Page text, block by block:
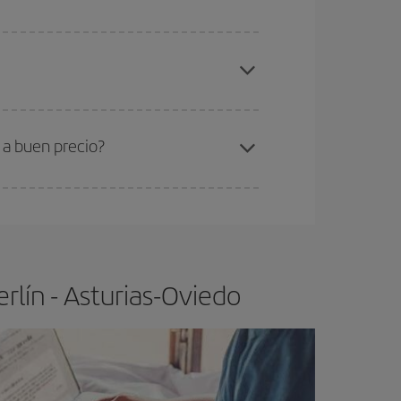
Asturias-Oviedo-dest
buen precio?
- Asturias-Oviedo